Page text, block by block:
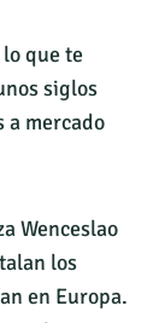
que te
siglos
a mercado
Wenceslao
los
en Europa.